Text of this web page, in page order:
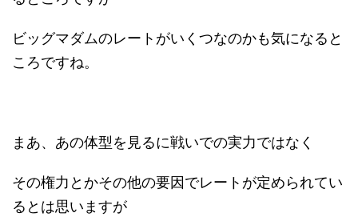
ビッグマダムのレートがいくつなのかも気になると
ころですね。
まあ、あの体型を見るに戦いでの実力ではなく
その権力とかその他の要因でレートが定められてい
るとは思いますが